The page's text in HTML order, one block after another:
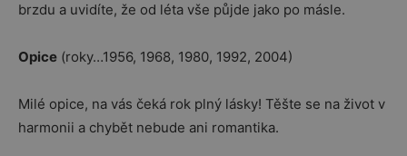
brzdu a uvidíte, že od léta vše půjde jako po másle.
Opice (roky…1956, 1968, 1980, 1992, 2004)
Milé opice, na vás čeká rok plný lásky! Těšte se na život v
harmonii a chybět nebude ani romantika.